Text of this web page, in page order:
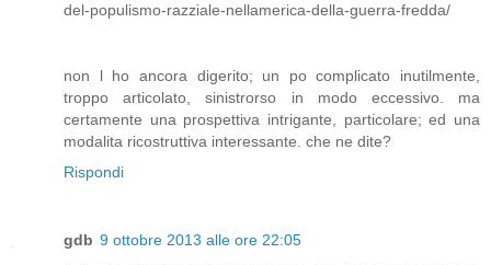
del-populismo-razziale-nellamerica-della-guerra-fredda/
non l ho ancora digerito; un po complicato inutilmente,
troppo articolato, sinistrorso in modo eccessivo. ma
certamente una prospettiva intrigante, particolare; ed una
modalita ricostruttiva interessante. che ne dite?
Rispondi
gdb 9 ottobre 2013 alle ore 22:05